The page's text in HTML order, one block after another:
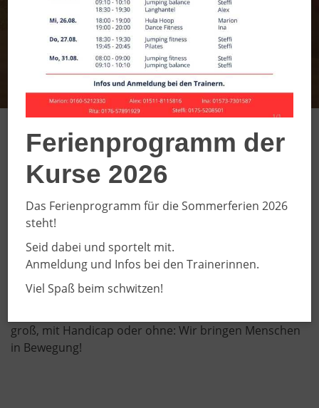
SC DJK Everswinkel
e.V.
Willkommen auf unseren
Unser Verein wurde 1908 gegründet und ist mit ca.
der Region. Unser Sportangebot richtet sich an
groß, mit Handicap oder ohne: Wir bringen Menschen
in Bewegung!
Ferienprogramm der
Kurse 2026
Das Ferienprogramm für die Sommerferien 2026
steht!
Seid dabei und sportelt mit.
Anmeldung und Infos bei den Trainerinnen.
Viel Spaß beim schwitzen!